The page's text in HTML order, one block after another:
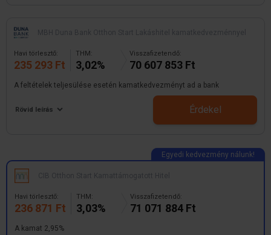
Havi törlesztő:
235 293 Ft
THM:
3,02%
Visszafizetendő:
70 607 853 Ft
A feltételek teljesülése esetén kamatkedvezményt ad a bank
Rövid leírás Érdekel
Havi törlesztő:
236 871 Ft
THM:
3,03%
Visszafizetendő:
71 071 884 Ft
A kamat 2,95%